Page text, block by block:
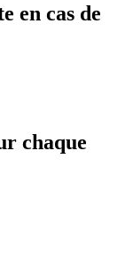
en cas de
chaque